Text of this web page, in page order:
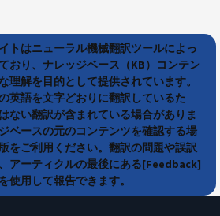
トはニューラル機械翻訳ツールによっ
おり、ナレッジベース（KB）コンテン
理解を目的として提供されています。
英語を文字どおりに翻訳しているた
ない翻訳が含まれている場合がありま
ベースの元のコンテンツを確認する場
をご利用ください。翻訳の問題や誤訳
アーティクルの最後にある[Feedback]
使用して報告できます。